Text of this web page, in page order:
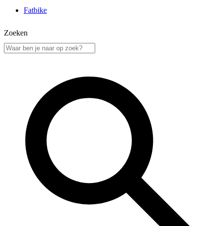
Fatbike
Zoeken